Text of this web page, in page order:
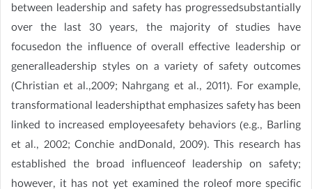
between leadership and safety has progressedsubstantially
over the last 30 years, the majority of studies have
focusedon the influence of overall effective leadership or
generalleadership styles on a variety of safety outcomes
(Christian et al.,2009; Nahrgang et al., 2011). For example,
transformational leadershipthat emphasizes safety has been
linked to increased employeesafety behaviors (e.g., Barling
et al., 2002; Conchie andDonald, 2009). This research has
established the broad influenceof leadership on safety;
however, it has not yet examined the roleof more specific